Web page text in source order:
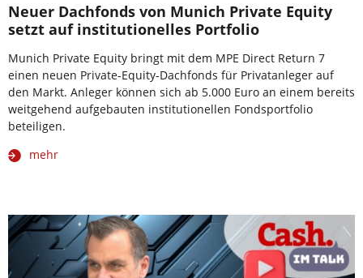
Neuer Dachfonds von Munich Private Equity
setzt auf institutionelles Portfolio
Munich Private Equity bringt mit dem MPE Direct Return 7
einen neuen Private-Equity-Dachfonds für Privatanleger auf
den Markt. Anleger können sich ab 5.000 Euro an einem bereits
weitgehend aufgebauten institutionellen Fondsportfolio
beteiligen.
mehr